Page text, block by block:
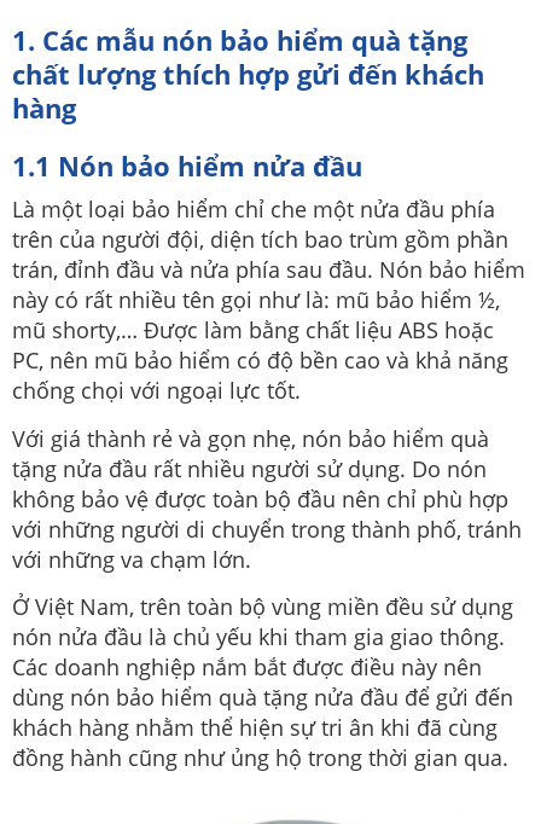
1. Các mẫu nón bảo hiểm quà tặng
chất lượng thích hợp gửi đến khách
hàng
1.1 Nón bảo hiểm nửa đầu
Là một loại bảo hiểm chỉ che một nửa đầu phía
trên của người đội, diện tích bao trùm gồm phần
trán, đỉnh đầu và nửa phía sau đầu. Nón bảo hiểm
này có rất nhiều tên gọi như là: mũ bảo hiểm ½,
mũ shorty,… Được làm bằng chất liệu ABS hoặc
PC, nên mũ bảo hiểm có độ bền cao và khả năng
chống chọi với ngoại lực tốt.
Với giá thành rẻ và gọn nhẹ, nón bảo hiểm quà
tặng nửa đầu rất nhiều người sử dụng. Do nón
không bảo vệ được toàn bộ đầu nên chỉ phù hợp
với những người di chuyển trong thành phố, tránh
với những va chạm lớn.
Ở Việt Nam, trên toàn bộ vùng miền đều sử dụng
nón nửa đầu là chủ yếu khi tham gia giao thông.
Các doanh nghiệp nắm bắt được điều này nên
dùng nón bảo hiểm quà tặng nửa đầu để gửi đến
khách hàng nhằm thể hiện sự tri ân khi đã cùng
đồng hành cũng như ủng hộ trong thời gian qua.